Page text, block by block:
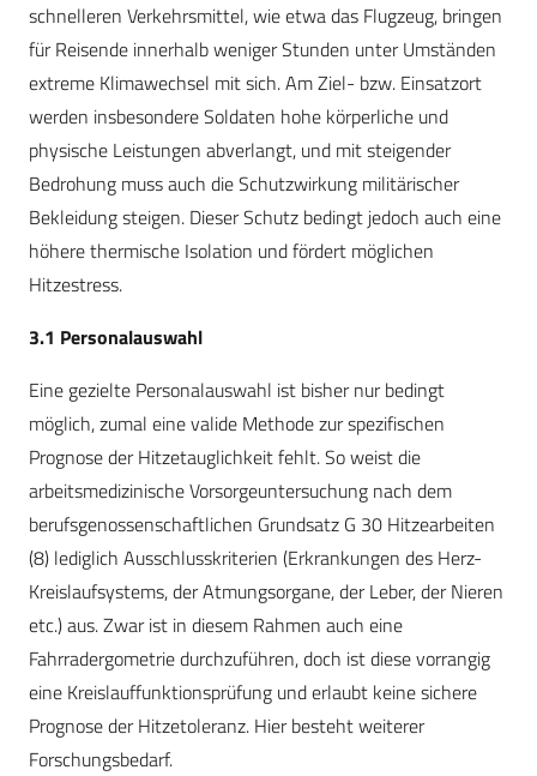
schnelleren Verkehrsmittel, wie etwa das Flugzeug, bringen
für Reisende innerhalb weniger Stunden unter Umständen
extreme Klimawechsel mit sich. Am Ziel- bzw. Einsatzort
werden insbesondere Soldaten hohe körperliche und
physische Leistungen abverlangt, und mit steigender
Bedrohung muss auch die Schutzwirkung militärischer
Bekleidung steigen. Dieser Schutz bedingt jedoch auch eine
höhere thermische Isolation und fördert möglichen
Hitzestress.
3.1 Personalauswahl
Eine gezielte Personalauswahl ist bisher nur bedingt
möglich, zumal eine valide Methode zur spezifischen
Prognose der Hitzetauglichkeit fehlt. So weist die
arbeitsmedizinische Vorsorgeuntersuchung nach dem
berufsgenossenschaftlichen Grundsatz G 30 Hitzearbeiten
(8) lediglich Ausschlusskriterien (Erkrankungen des Herz-
Kreislaufsystems, der Atmungsorgane, der Leber, der Nieren
etc.) aus. Zwar ist in diesem Rahmen auch eine
Fahrradergometrie durchzuführen, doch ist diese vorrangig
eine Kreislauffunktionsprüfung und erlaubt keine sichere
Prognose der Hitzetoleranz. Hier besteht weiterer
Forschungsbedarf.